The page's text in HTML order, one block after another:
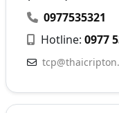
0977535321
Hotline:0977